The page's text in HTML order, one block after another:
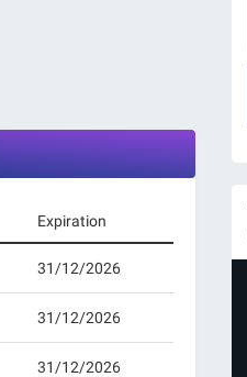
Expiration
31/12/2026
31/12/2026
31/12/2026